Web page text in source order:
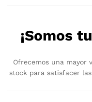
¡Somos
Ofrecemos una mayor
stock para satisfacer